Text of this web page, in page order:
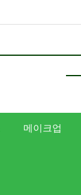
메이크업